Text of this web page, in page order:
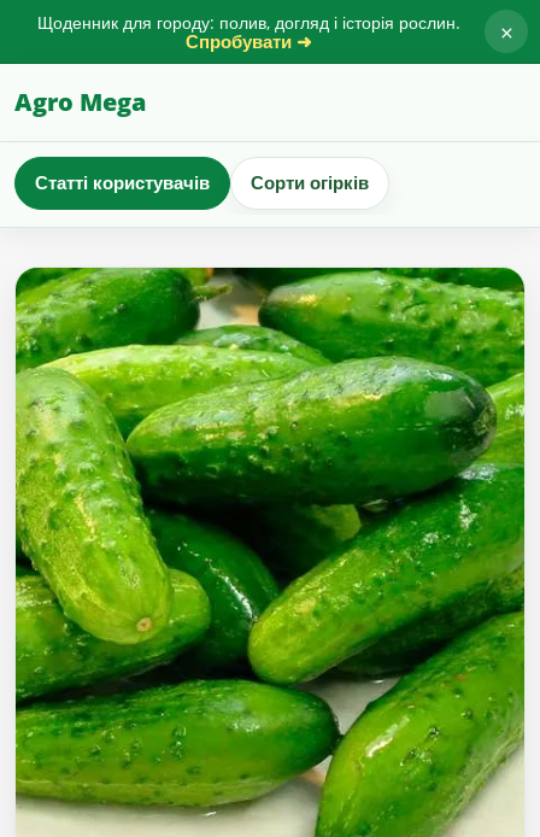
Щоденник для городу: полив, догляд і історія рослин.
Спробувати ➜ ×
Agro Mega
Статті користувачів Сорти огірків